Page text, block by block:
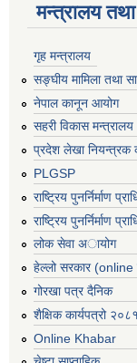
मन्त्रालय
गृह मन्त्रालय
सङ्घीय मामिला तथा
नेपाल कानून आयोग
सहरी विकास मन्त्रालय
प्रदेश लेखा नियन्त्रक
PLGSP
राष्ट्रिय पुनर्निर्माण
राष्ट्रिय
लोक सेवा अायोग
हेल्लो सरकार (online
गोरखा पत्र दैनिक
शैक्षिक कार्यपत्रो २०८१
Online Khabar